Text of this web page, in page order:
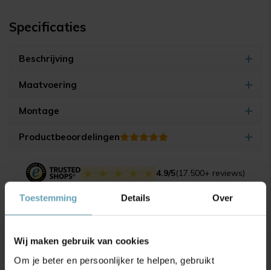
Toestemming Details Over
Wij maken gebruik van cookies
Om je beter en persoonlijker te helpen, gebruikt
Specificaties
Beschrijving
Maatvoering
Montage
Productbeoordelingen
4.9/5(17.500+ reviews)